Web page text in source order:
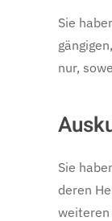
Sie
nur,
Sie
deren
weiteren